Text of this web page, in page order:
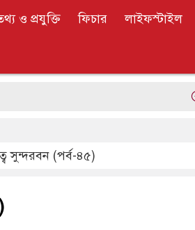
ও প্রযুক্তি ফিচার লাইফস্টাইল
সুন্দরবন (পর্ব-৪৫)